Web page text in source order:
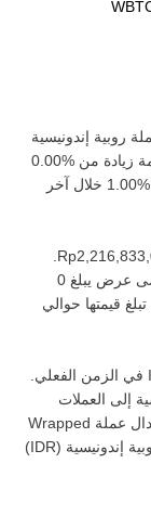
روبية إندونيسية
زيادة من ‏
خلال آخر
عرض يبلغ
قيمتها حوالي
في الزمن الفعلي.
إلى العملات
عملة Wrapped
إندونيسية (‏
IDR
)